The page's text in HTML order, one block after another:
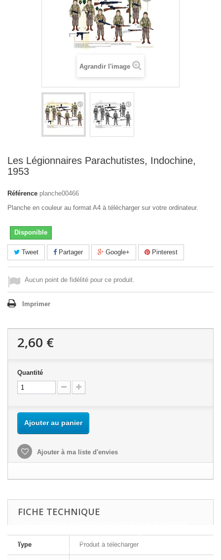
Agrandir l'image
Les Légionnaires Parachutistes, Indochine,
1953
Référence planche00466
Planche en couleur au format A4 à télécharger sur votre ordinateur.
Disponible
Tweet Partager Google+ Pinterest
Aucun point de fidélité pour ce produit.
Imprimer
2,60 €
Quantité
Ajouter au panier
Ajouter à ma liste d'envies
FICHE TECHNIQUE
Type Produit à télécharger
préférences en analysant vos habitudes de navigation. Pour donner
votre consentement à son utilisation, appuyez sur le bouton